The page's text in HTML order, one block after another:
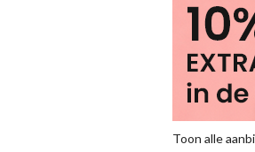
Toon alle